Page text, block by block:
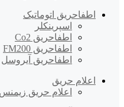
اطفاحریق اتوماتیک
اسپرینکلر
اطفاحریق Co2
اطفاحریق FM200
اطفاحریق آیروسل
اعلام حریق
اعلام حریق زیمنس